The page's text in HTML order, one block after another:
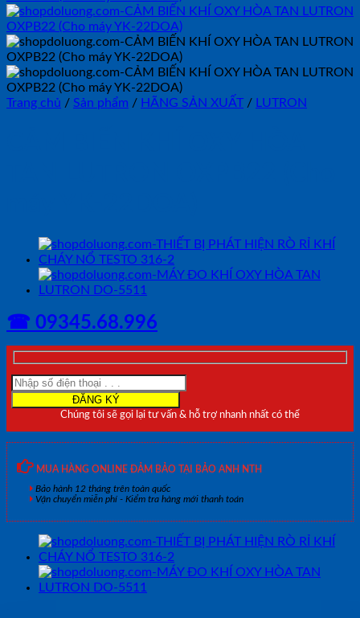
Trang chủ / Sản phẩm / HÃNG SẢN XUẤT / LUTRON
☎ 09345.68.996
Chúng tôi sẽ gọi lại tư vấn & hỗ trợ nhanh nhất có thể
MUA HÀNG ONLINE ĐẢM BẢO TẠI BẢO ANH NTH
Bảo hành 12 tháng trên toàn quốc
Vận chuyển miễn phí - Kiểm tra hàng mới thanh toán